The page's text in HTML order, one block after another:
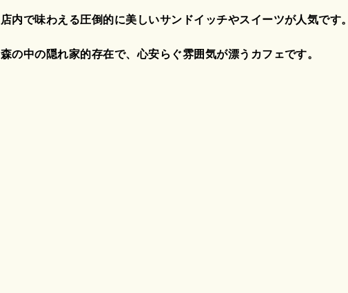
店内で味わえる圧倒的に美しいサンドイッチやスイーツが人気です。
森の中の隠れ家的存在で、心安らぐ雰囲気が漂うカフェです。